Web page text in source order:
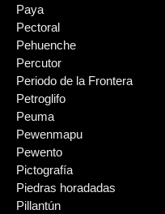
Paya
Pectoral
Pehuenche
Percutor
Periodo de la Frontera
Petroglifo
Peuma
Pewenmapu
Pewento
Pictografía
Piedras horadadas
Pillantún